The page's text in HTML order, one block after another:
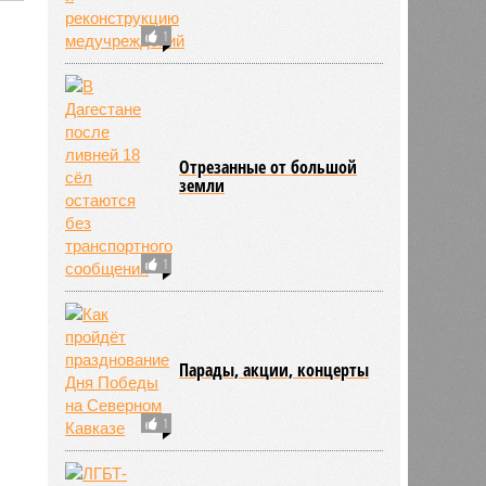
1
1
Отрезанные от большой
земли
1
Парады, акции, концерты